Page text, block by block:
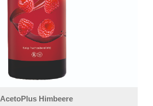
AcetoPlus Himbeere